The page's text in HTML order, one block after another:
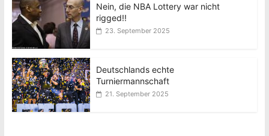
Nein, die NBA Lottery war nicht
rigged!!
23. September 2025
Deutschlands echte
Turniermannschaft
21. September 2025